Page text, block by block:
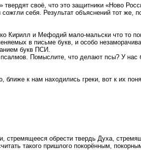
своё, что это защитники «Ново
себя. Результат объяснений тот же,
Кирилл и Мефодий мало-мальски что то
в письме букв, и особо
букв ПСИ.
Помыслите, что делают псы? У
к нам находились греки, вот к их
обрести твердь Духа,
такого пришлого покорённым,